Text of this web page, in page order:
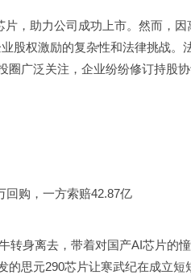
，助力公司成功上市。然而，因
股权激励的复杂性和法律挑战。
广泛关注，企业纷纷修订持股
回购，一方索赔42.87亿
转身离去，带着对国产AI芯片的
思元290芯片让寒武纪在成立短